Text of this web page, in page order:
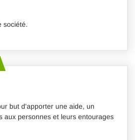
société.
but d'apporter une aide, un
aux personnes et leurs entourages